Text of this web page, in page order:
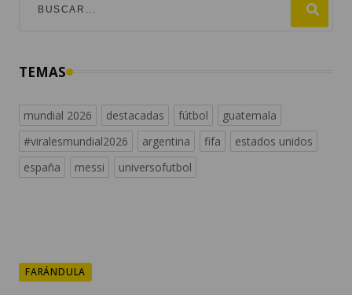
TEMAS
mundial 2026 destacadas fútbol
guatemala
#viralesmundial2026
argentina fifa
estados unidos
españa
messi universofutbol
FARÁNDULA